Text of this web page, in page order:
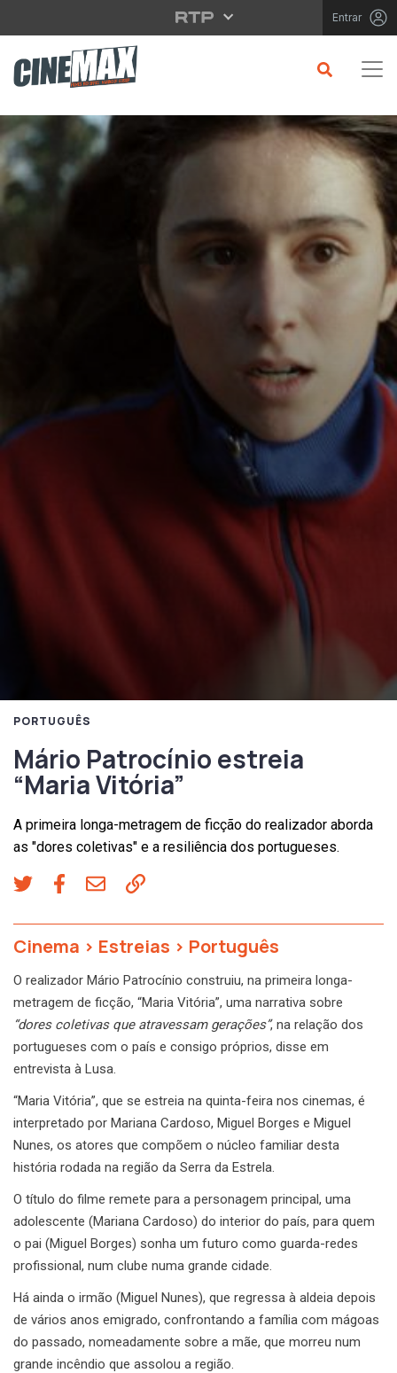
Saltar para o conteúdo principal Entrar
PORTUGUÊS
Mário Patrocínio estreia
“Maria Vitória”
A primeira longa-metragem de ficção do realizador aborda
as "dores coletivas" e a resiliência dos portugueses.
Cinema > Estreias > Português
O realizador Mário Patrocínio construiu, na primeira longa-
metragem de ficção, “Maria Vitória”, uma narrativa sobre
“dores coletivas que atravessam gerações”, na relação dos
portugueses com o país e consigo próprios, disse em
entrevista à Lusa.
“Maria Vitória”, que se estreia na quinta-feira nos cinemas, é
interpretado por Mariana Cardoso, Miguel Borges e Miguel
Nunes, os atores que compõem o núcleo familiar desta
história rodada na região da Serra da Estrela.
O título do filme remete para a personagem principal, uma
adolescente (Mariana Cardoso) do interior do país, para quem
o pai (Miguel Borges) sonha um futuro como guarda-redes
profissional, num clube numa grande cidade.
Há ainda o irmão (Miguel Nunes), que regressa à aldeia depois
de vários anos emigrado, confrontando a família com mágoas
do passado, nomeadamente sobre a mãe, que morreu num
grande incêndio que assolou a região.